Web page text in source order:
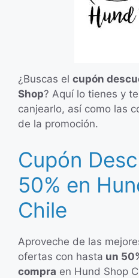
¿Buscas el cupón
Shop? Aquí lo tienes y
canjearlo, así como las
de la promoción.
Cupón
50% en
Chile
Aproveche de las
ofertas con hasta un
compra en Hund Shop